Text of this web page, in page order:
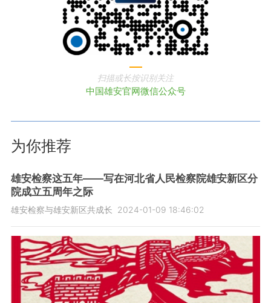
扫描或长按识别关注
中国雄安官网微信公众号
为你推荐
雄安检察这五年——写在河北省人民检察院雄安新区分
院成立五周年之际
雄安检察与雄安新区共成长 2024-01-09 18:46:02